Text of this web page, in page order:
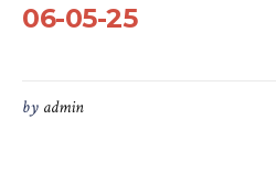
06-05-25
by admin